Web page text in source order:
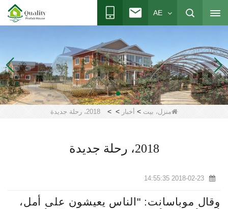
AE
منزل، بيت > أخبار >
> 2018، رحلة جديدة
2018، رحلة جديدة
2018-02-23 14:55:35
وقال موباسانت: "الناس يعيشون على أمل،